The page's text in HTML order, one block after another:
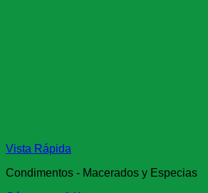
Vista Rápida
Condimentos - Macerados y Especias